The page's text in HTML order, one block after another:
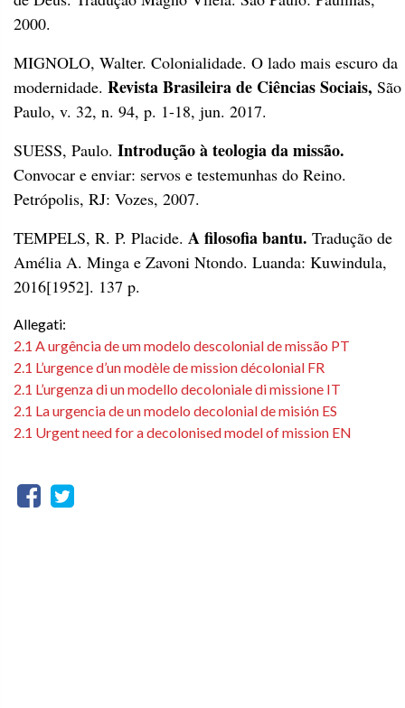
2000.
MIGNOLO, Walter. Colonialidade. O lado mais escuro da
modernidade. Revista Brasileira de Ciências Sociais, São
Paulo, v. 32, n. 94, p. 1-18, jun. 2017.
SUESS, Paulo. Introdução à teologia da missão.
Convocar e enviar: servos e testemunhas do Reino.
Petrópolis, RJ: Vozes, 2007.
TEMPELS, R. P. Placide. A filosofia bantu. Tradução de
Amélia A. Minga e Zavoni Ntondo. Luanda: Kuwindula,
2016[1952]. 137 p.
Allegati:
2.1 A urgência de um modelo descolonial de missão PT
2.1 L’urgence d’un modèle de mission décolonial FR
2.1 L’urgenza di un modello decoloniale di missione IT
2.1 La urgencia de un modelo decolonial de misión ES
2.1 Urgent need for a decolonised model of mission EN